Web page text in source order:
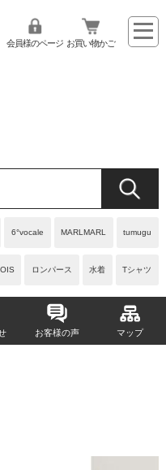
6°vocale MARLMARL tumugu
ロンパース 水着 Tシャツ
会員様のページ お買い物かご
お客様の声 マップ